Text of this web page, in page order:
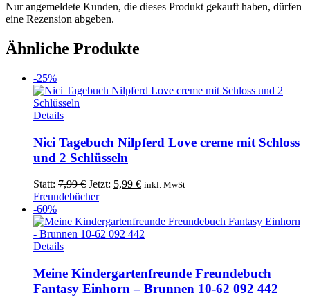
Nur angemeldete Kunden, die dieses Produkt gekauft haben, dürfen
eine Rezension abgeben.
Ähnliche Produkte
-25%
Details
Nici Tagebuch Nilpferd Love creme mit Schloss
und 2 Schlüsseln
Statt: 7,99€ Ursprünglicher
Preis
7,99 €
Jetzt: 5,99 €Aktueller
5,99 €.
inkl. MwSt
Freundebücher
-60%
Details
Meine Kindergartenfreunde Freundebuch
Fantasy Einhorn – Brunnen 10-62 092 442